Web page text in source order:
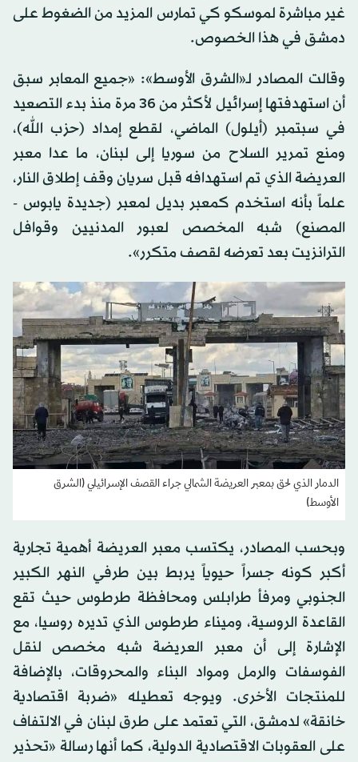
غير مباشرة لموسكو كي تمارس المزيد من الضغوط على
دمشق في هذا الخصوص.
وقالت المصادر لـ«الشرق الأوسط»: «جميع المعابر سبق
أن استهدفتها إسرائيل لأكثر من 36 مرة منذ بدء التصعيد
في سبتمبر (أيلول) الماضي، لقطع إمداد (حزب الله)،
ومنع تمرير السلاح من سوريا إلى لبنان، ما عدا معبر
العريضة الذي تم استهدافه قبل سريان وقف إطلاق النار،
علماً بأنه استخدم كمعبر بديل لمعبر (جديدة يابوس -
المصنع) شبه المخصص لعبور المدنيين وقوافل
الترانزيت بعد تعرضه لقصف متكرر».
الدمار الذي لحق بمعبر العريضة الشمالي جراء القصف الإسرائيلي (الشرق
الأوسط)
وبحسب المصادر، يكتسب معبر العريضة أهمية تجارية
أكبر كونه جسراً حيوياً يربط بين طرفي النهر الكبير
الجنوبي ومرفأ طرابلس ومحافظة طرطوس حيث تقع
القاعدة الروسية، وميناء طرطوس الذي تديره روسيا، مع
الإشارة إلى أن معبر العريضة شبه مخصص لنقل
الفوسفات والرمل ومواد البناء والمحروقات، بالإضافة
للمنتجات الأخرى. ويوجه تعطيله «ضربة اقتصادية
خانقة» لدمشق، التي تعتمد على طرق لبنان في الالتفاف
على العقوبات الاقتصادية الدولية، كما أنها رسالة «تحذير